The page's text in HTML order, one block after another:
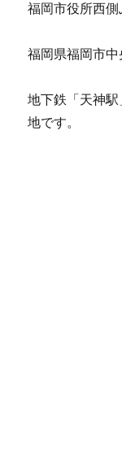
福岡市役所西
福岡県福岡市
地下鉄「天神
地です。